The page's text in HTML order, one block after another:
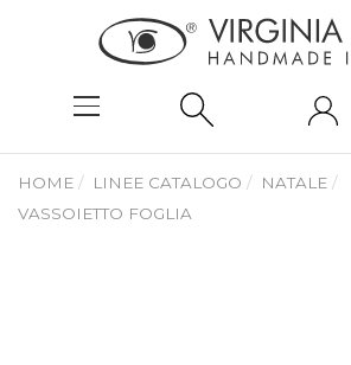
HOME LINEE CATALOGO
NATALE
VASSOIETTO FOGLIA